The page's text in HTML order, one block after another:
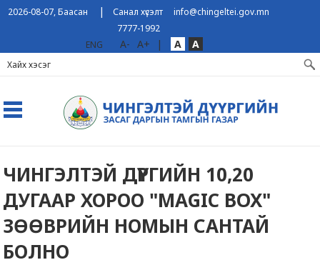
2026-08-07, Баасан |Санал хүсэлт
info@chingeltei.gov.mn
7777-1992
ENG
A- A+ | A A
ЧИНГЭЛТЭЙ ДҮҮРГИЙН 10,20
ДУГААР ХОРОО ᠌"MAGIC BOX"
ЗӨӨВРИЙН НОМЫН САНТАЙ
БОЛНО